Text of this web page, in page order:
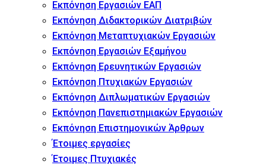
Εκπόνηση Εργασιών ΕΑΠ
Εκπόνηση Διδακτορικών Διατριβών
Εκπόνηση Μεταπτυχιακών Εργασιών
Εκπόνηση Εργασιών Εξαμήνου
Εκπόνηση Ερευνητικών Εργασιών
Εκπόνηση Πτυχιακών Εργασιών
Εκπόνηση Διπλωματικών Εργασιών
Εκπόνηση Πανεπιστημιακών Εργασιών
Εκπόνηση Επιστημονικών Άρθρων
Έτοιμες εργασίες
Έτοιμες Πτυχιακές